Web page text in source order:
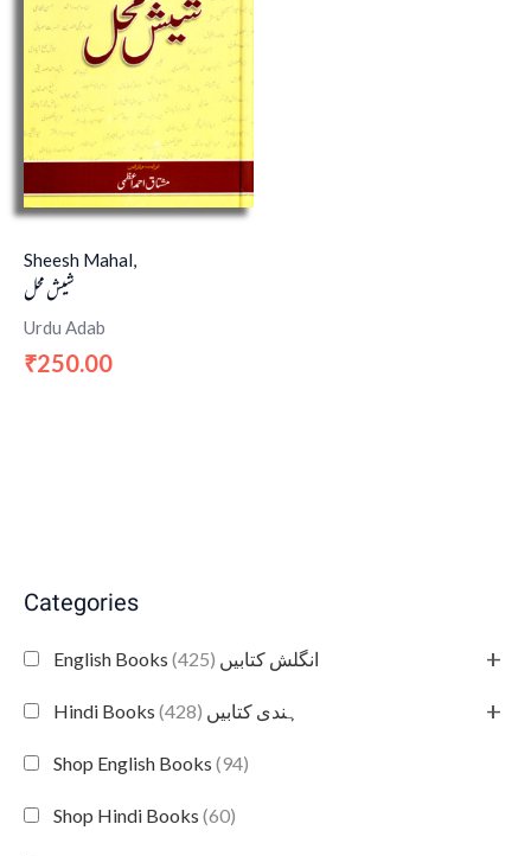
Categories
English Books انگلش کتابیں (425) +
Hindi Books ہندی کتابیں (428) +
Shop English Books (94)
Shop Hindi Books (60)
Sheesh Mahal,
شیش محل
Urdu Adab
₹250.00